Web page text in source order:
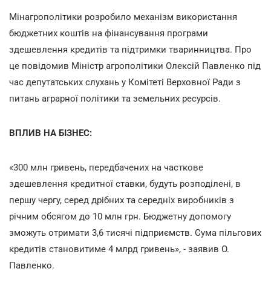
Мінагрополітики розробило механізм використання
бюджетних коштів на фінансування програми
здешевлення кредитів та підтримки тваринництва. Про
це повідомив Міністр агрополітики Олексій Павленко під
час депутатських слухань у Комітеті Верховної Ради з
питань аграрної політики та земельних ресурсів.
ВПЛИВ НА БІЗНЕС:
«300 млн гривень, передбачених на часткове
здешевлення кредитної ставки, будуть розподілені, в
першу чергу, серед дрібних та середніх виробників з
річним обсягом до 10 млн грн. Бюджетну допомогу
зможуть отримати 3,6 тисячі підприємств. Сума пільгових
кредитів становитиме 4 млрд гривень», - заявив О.
Павленко.